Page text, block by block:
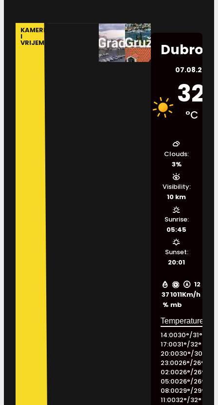
KAMERE
I
VRIJEME
07.08.2026.
32
°C
37
%
1011
mb
12
Km/h
Clouds:
3%
Visibility:
10 km
Sunrise:
05:45
Sunset:
20:01
14:0030°/31°
17:0031°/32°
20:0030°/30
23:0026°/26°
02:0026°/26°
05:0026°/26°
08:0029°/29°
11:0032°/32°